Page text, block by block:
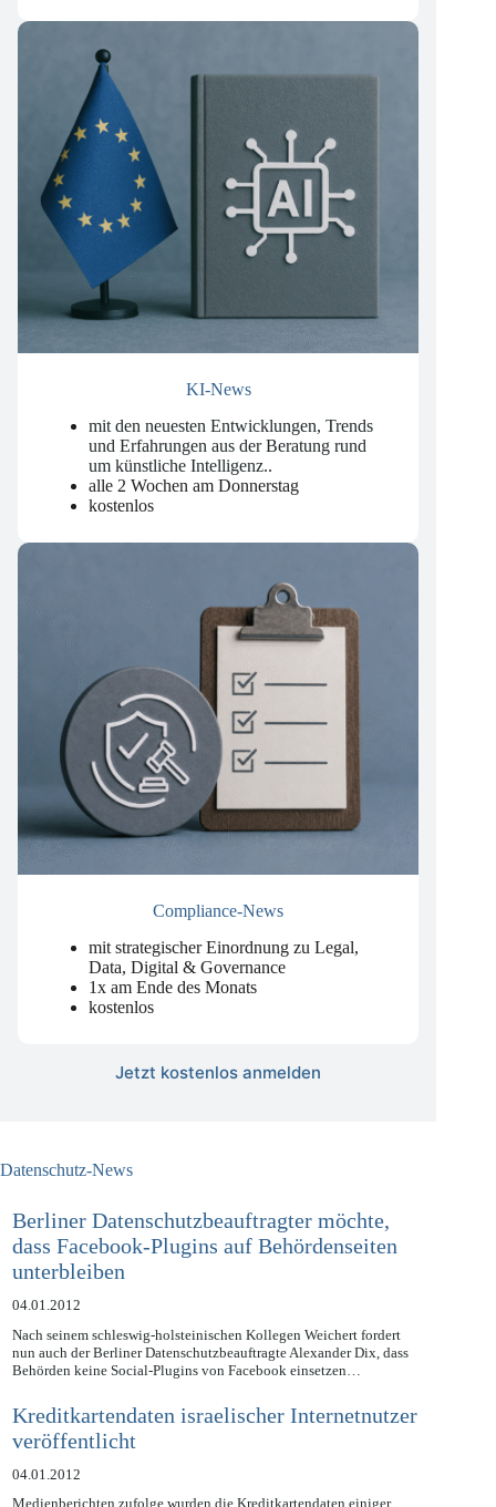
mit den neuesten Entwicklungen, Trends
und Erfahrungen aus der Beratung rund
um künstliche Intelligenz..
alle 2 Wochen am Donnerstag
mit strategischer Einordnung zu Legal,
Data, Digital & Governance
1x am Ende des Monats
Berliner Datenschutzbeauftragter möchte,
dass Facebook-Plugins auf Behördenseiten
unterbleiben
04.01.2012
Nach seinem schleswig-holsteinischen Kollegen Weichert fordert
nun auch der Berliner Datenschutzbeauftragte Alexander Dix, dass
Kreditkartendaten israelischer Internetnutzer
veröffentlicht
04.01.2012